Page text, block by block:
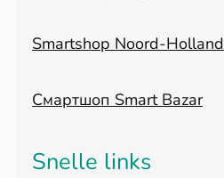
Smartshop Noord-Holland
Смартшоп Smart Bazar
Snelle links